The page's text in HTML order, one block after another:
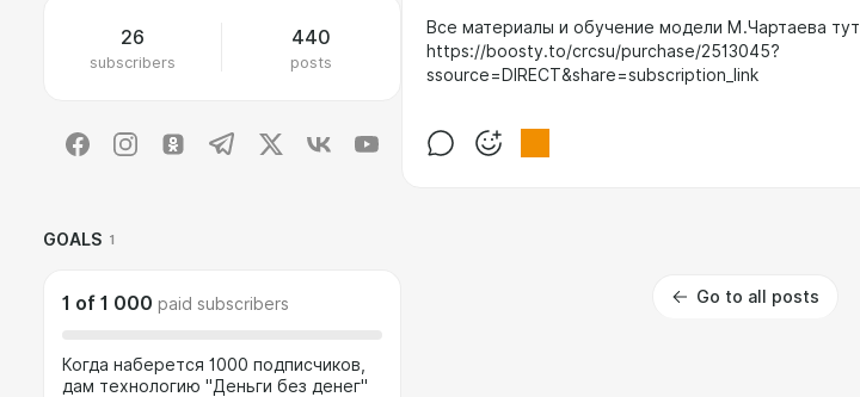
26
subscribers
440
posts
GOALS 1
1 of 1 000 paid subscribers
Когда наберется 1000 подписчиков,
дам технологию "Деньги без денег"
Все материалы и обучение модели М.Чартаева тут
https://boosty.to/crcsu/purchase/2513045?
ssource=DIRECT&share=subscription_link
Go to all posts